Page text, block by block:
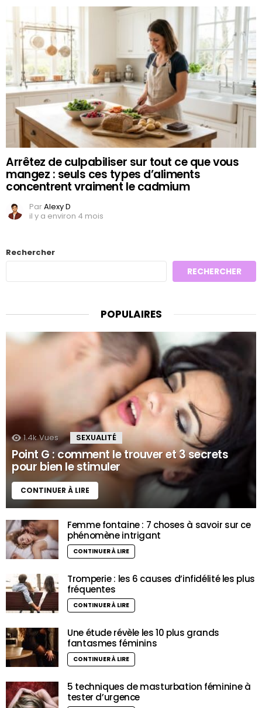
Arrêtez de culpabiliser sur tout ce que vous
mangez : seuls ces types d’aliments
concentrent vraiment le cadmium
ParAlexy D
il y a environ 4 mois
Rechercher
RECHERCHER
POPULAIRES
1.4k Vues SEXUALITÉ
Point G : comment le trouver et 3 secrets
pour bien le stimuler
CONTINUER À LIRE
Femme fontaine : 7 choses à savoir sur ce
phénomène intrigant
CONTINUER À LIRE
Tromperie : les 6 causes d’infidélité les plus
fréquentes
CONTINUER À LIRE
Une étude révèle les 10 plus grands
fantasmes féminins
CONTINUER À LIRE
5 techniques de masturbation féminine à
tester d’urgence